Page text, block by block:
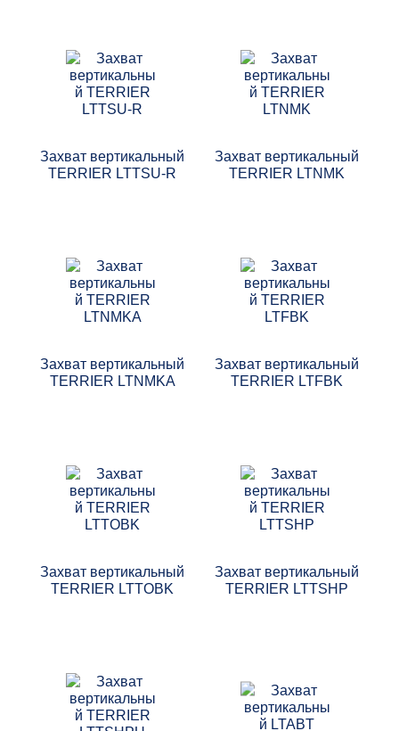
Захват вертикальный
TERRIER LTTSU-R
Захват вертикальный
TERRIER LTNMK
Захват вертикальный
TERRIER LTNMKA
Захват вертикальный
TERRIER LTFBK
Захват вертикальный
TERRIER LTTOBK
Захват вертикальный
TERRIER LTTSHP